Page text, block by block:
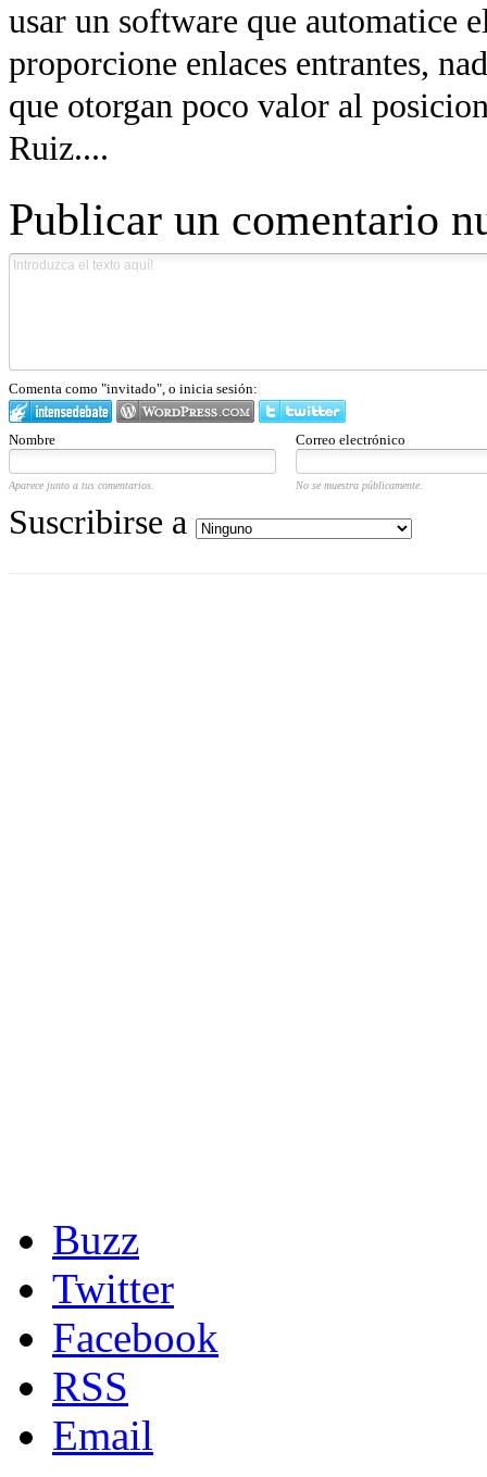
usar un software que automatice
proporcione enlaces entrantes,
que otorgan poco valor al
Ruiz....
Publicar un comentario
Comenta como "invitado", o inicia sesión:
Nombre Correo electrónico
Aparece junto a tus comentarios. No se muestra públicamente.
Suscribirse a
Buzz
Twitter
Facebook
RSS
Email